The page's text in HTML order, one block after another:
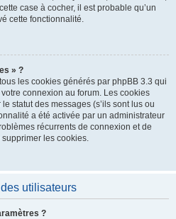
case à cocher, il est probable qu’un
cette fonctionnalité.
» ?
les cookies générés par phpBB 3.3 qui
connexion au forum. Les cookies
statut des messages (s’ils sont lus ou
a été activée par un administrateur
récurrents de connexion et de
les cookies.
utilisateurs
?